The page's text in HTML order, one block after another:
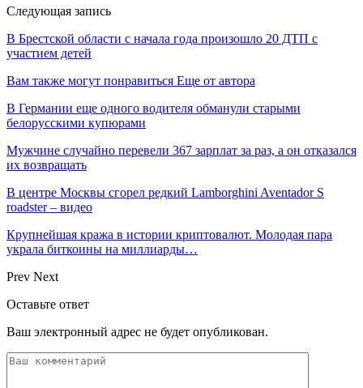
Следующая запись
В Брестской области с начала года произошло 20 ДТП с
участием детей
Вам также могут понравиться Еще от автора
В Германии еще одного водителя обманули старыми
белорусскими купюрами
Мужчине случайно перевели 367 зарплат за раз, а он отказался
их возвращать
В центре Москвы сгорел редкий Lamborghini Aventador S
roadster – видео
Крупнейшая кража в истории криптовалют. Молодая пара
украла биткоины на миллиарды…
Prev Next
Оставьте ответ
Ваш электронный адрес не будет опубликован.